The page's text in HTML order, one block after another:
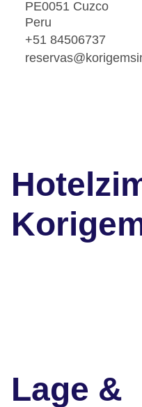
PE0051 Cuzco
Peru
+51 84506737
Lage &